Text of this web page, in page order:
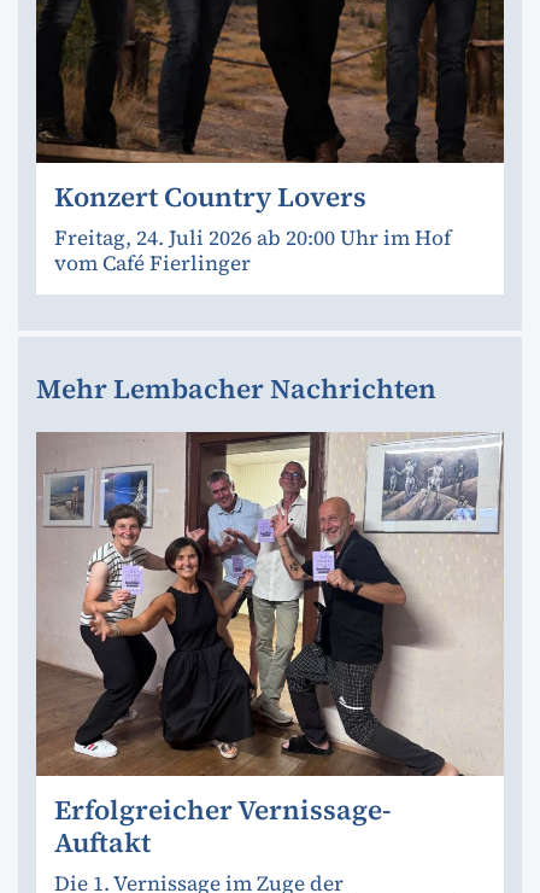
Konzert Country Lovers
Freitag, 24. Juli 2026 ab 20:00 Uhr im Hof
vom Café Fierlinger
Mehr Lembacher Nachrichten
Erfolgreicher Vernissage-
Auftakt
Die 1. Vernissage im Zuge der